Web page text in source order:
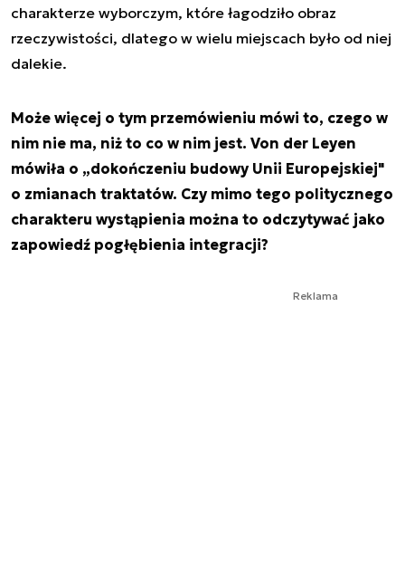
charakterze wyborczym, które łagodziło obraz
rzeczywistości, dlatego w wielu miejscach było od niej
dalekie.
Może więcej o tym przemówieniu mówi to, czego w
nim nie ma, niż to co w nim jest. Von der Leyen
mówiła o „dokończeniu budowy Unii Europejskiej"
o zmianach traktatów. Czy mimo tego politycznego
charakteru wystąpienia można to odczytywać jako
zapowiedź pogłębienia integracji?
Reklama